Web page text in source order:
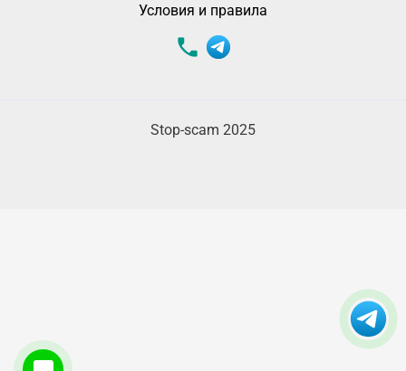
Условия и правила
Stop-scam 2025